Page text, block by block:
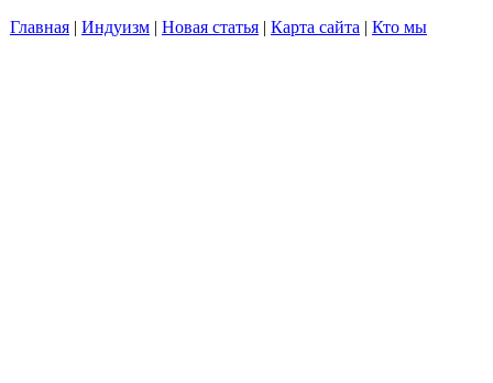
Главная | Индуизм | Новая статья | Карта сайта | Кто мы